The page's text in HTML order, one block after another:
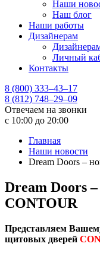
Наши
Наш блог
Наши работы
Дизайнерам
Личный
Контакты
8 (800) 333–43–17
8 (812) 748–29–09
Отвечаем на звонки
с 10:00 до 20:00
Главная
Наши новости
Dream Doors –
Dream Doors
CONTOUR
Представляем
щитовых дверей